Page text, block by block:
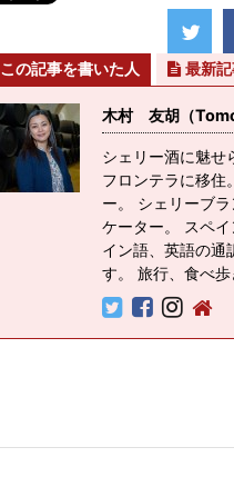
この記事を書いた人 最新
木村 友胡（
シェリー酒に魅せ
フロンテラに移住
ー。 シェリーブ
ケーター。 スペ
イン語、英語の通
す。 旅行、食べ歩